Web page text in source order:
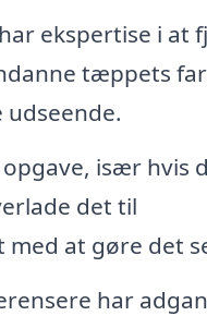
ekspertise i at
tæppets
især hvis
det til
at gøre det
har